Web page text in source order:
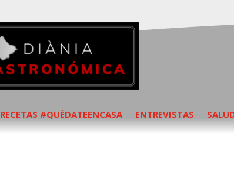
RECETAS #QUÉDATEENCASA ENTREVISTAS